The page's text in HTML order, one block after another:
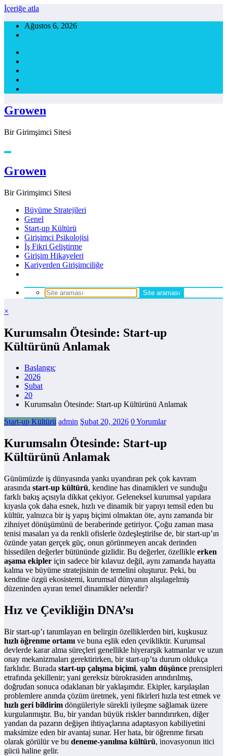
İçeriğe atla
Ağustos 6, 2026
Growen
Bir Girimşimci Sitesi
Growen
Bir Girimşimci Sitesi
Büyüme Stratejileri
Genel
Start-up Kültürü
Girişimci Psikolojisi
İş Fikri Geliştirme
Girişim Hikayeleri
Kariyerden Girişimciliğe
×
Kurumsalın Ötesinde: Start-up
Kültürünü Anlamak
Başlangıç
2026
Şubat
20
Kurumsalın Ötesinde: Start-up Kültürünü Anlamak
Start-up Kültürü admin Şubat 20, 2026 0 Yorumlar
Kurumsalın Ötesinde: Start-up
Kültürünü Anlamak
Günümüzde iş dünyasında yankı uyandıran pek çok kavram
arasında start-up kültürü, kendine has dinamikleri ve sunduğu
farklı bakış açısıyla dikkat çekiyor. Geleneksel kurumsal yapılara
kıyasla çok daha esnek, hızlı ve dinamik bir yapıyı temsil eden bu
kültür, yalnızca bir iş yapış biçimi olmaktan öte, aynı zamanda bir
zihniyet dönüşümünü de beraberinde getiriyor. Çoğu zaman masa
tenisi masaları ya da renkli ofislerle özdeşleştirilse de, bir start-up’ın
özünde yatan gerçek güç, onun görünmeyen ancak derinden
hissedilen değerler bütününde gizlidir. Bu değerler, özellikle erken
aşama ekipler için sadece bir kılavuz değil, aynı zamanda hayatta
kalma ve büyüme stratejisinin de temelini oluşturur. Peki, bu
kendine özgü ekosistemi, kurumsal dünyanın alışılagelmiş
düzeninden ayıran temel dinamikler nelerdir?
Hız ve Çevikliğin DNA’sı
Bir start-up’ı tanımlayan en belirgin özelliklerden biri, kuşkusuz
hızlı öğrenme ortamı ve buna eşlik eden çevikliktir. Kurumsal
devlerde karar alma süreçleri genellikle hiyerarşik katmanlar ve uzun
onay mekanizmaları gerektirirken, bir start-up’ta durum oldukça
farklıdır. Burada start-up çalışma biçimi, yalın düşünce prensipleri
etrafında şekillenir; yani gereksiz bürokrasiden arındırılmış,
doğrudan sonuca odaklanan bir yaklaşımdır. Ekipler, karşılaşılan
problemlere anında çözüm üretmek, yeni fikirleri hızla test etmek ve
hızlı geri bildirim döngüleriyle sürekli iyileşme sağlamak üzere
kurgulanmıştır. Bu, bir yandan büyük riskler barındırırken, diğer
yandan da pazarın değişen ihtiyaçlarına adaptasyon kabiliyetini
maksimize eden bir avantaj sunar. Her hata, bir öğrenme fırsatı
olarak görülür ve bu deneme-yanılma kültürü, inovasyonun itici
gücü haline gelir.